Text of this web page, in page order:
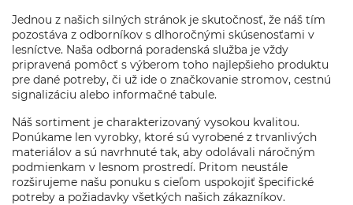
Jednou z našich silných stránok je skutočnosť, že náš tím
pozostáva z odborníkov s dlhoročnými skúsenosťami v
lesníctve. Naša odborná poradenská služba je vždy
pripravená pomôcť s výberom toho najlepšieho produktu
pre dané potreby, či už ide o značkovanie stromov, cestnú
signalizáciu alebo informačné tabule.
Náš sortiment je charakterizovaný vysokou kvalitou.
Ponúkame len vyrobky, ktoré sú vyrobené z trvanlivých
materiálov a sú navrhnuté tak, aby odolávali náročným
podmienkam v lesnom prostredí. Pritom neustále
rozširujeme našu ponuku s cieľom uspokojiť špecifické
potreby a požiadavky všetkých našich zákazníkov.